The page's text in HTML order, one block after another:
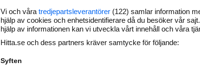
Marknadsför företaget på
Vi och våra tredjepartsleverantörer (122) samlar information
hjälp av cookies och enhetsidentifierare då du besöker vår
hjälp av informationen kan vi utveckla vårt innehåll och våra
Hitta.se och dess partners kräver samtycke för följande:
Syften